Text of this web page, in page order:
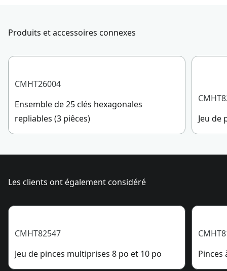
maximale
Longueur de la
Voir plus
Produits et accessoires connexes
CMHT26004
Ensemble de 25 clés hexagonales
repliables (3 piêces)
Jeu de
Les clients ont également considéré
CMHT82547
Jeu de pinces multiprises 8 po et 10 po
Pinces